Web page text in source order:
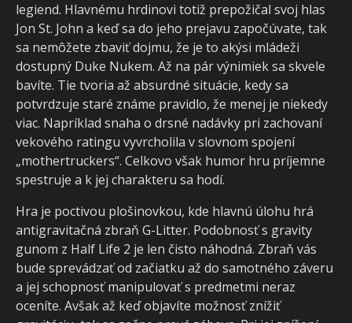
legiend. Hlavnému hrdinovi totiž prepožičal svoj hlas
Jon St. John a keď sa do jeho prejavu započúvate, tak
sa nemôžete zbaviť dojmu, že je to akýsi mládeži
dostupný Duke Nukem. Až na pár výnimiek sa skvele
bavíte. Tie tvoria až absurdné situácie, kedy sa
potvrdzuje staré známe pravidlo, že menej je niekedy
viac. Napríklad snaha o drsné nadávky pri zachovaní
vekového ratingu vyvrcholila v slovnom spojení
„mothertruckers“. Celkovo však humor hru príjemne
spestruje a k jej charakteru sa hodí.
Hra je poctivou plošinovkou, kde hlavnú úlohu hrá
antigravitačná zbraň G-Litter. Podobnosť s gravity
gunom z Half Life 2 je len čisto náhodná. Zbraň vás
bude sprevádzať od začiatku až do samotného záveru
a jej schopnosť manipulovať s predmetmi neraz
oceníte. Avšak až keď objavíte možnosť znížiť